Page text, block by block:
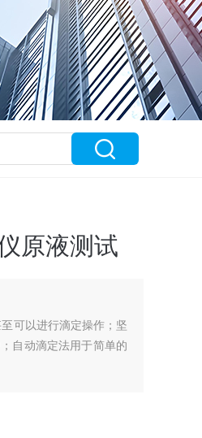
原液测试
可以进行滴定操作；坚
自动滴定法用于简单的